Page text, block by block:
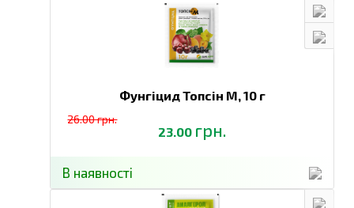
Фунгіцид Топсін М,10 г
23.00 грн.
26.00 грн.
В наявності